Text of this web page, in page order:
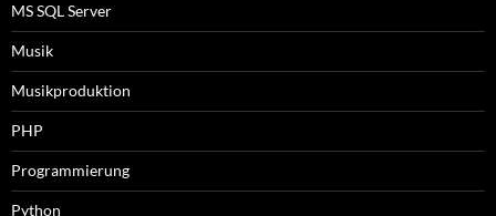
MS SQL Server
Musik
Musikproduktion
PHP
Programmierung
Python